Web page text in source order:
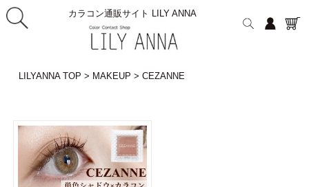
カラコン通販サイト LILY ANNA
LILYANNA TOP > MAKEUP > CEZANNE